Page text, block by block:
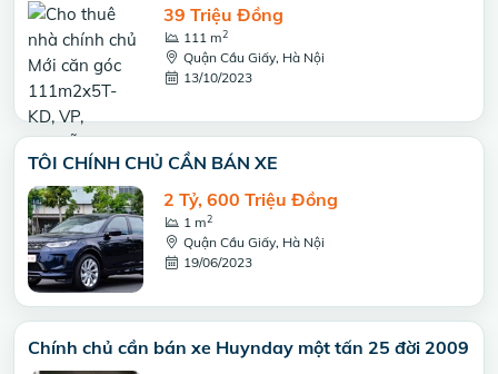
39 Triệu Đồng
111 m2
Quận Cầu Giấy, Hà Nội
13/10/2023
TÔI CHÍNH CHỦ CẦN BÁN XE
2 Tỷ, 600 Triệu Đồng
1 m2
Quận Cầu Giấy, Hà Nội
19/06/2023
Chính chủ cần bán xe Huynday một tấn 25 đời 2009